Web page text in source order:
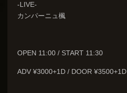
-LIVE-
カンパーニュ楓
OPEN 11:00 / START 11:30
ADV ¥3000+1D / DOOR ¥3500+1D